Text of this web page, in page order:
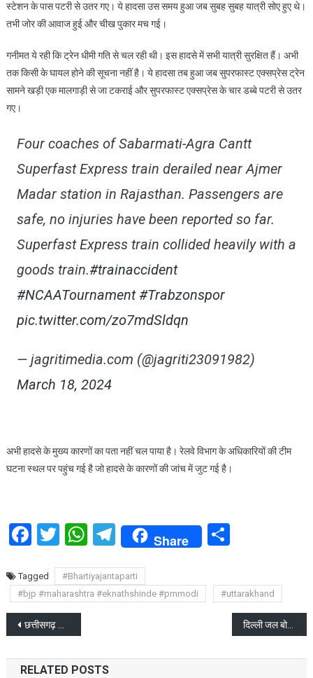
अजमेर
सुपरफास्ट
एक्सप्रेस
दुर्घटनाग्रस्त
स्टेशन के पास पटरी से उतर गए। ये हादसा उस समय हुआ जब सुबह सुबह यात्री सोए हुए थे।
तभी जोर की आवाज हुई और चीख पुकार मच गई।
गनीमत ये रही कि ट्रेन धीमी गति से चल रही थी। इस हादसे में सभी यात्री सुरक्षित हैं। अभी
तक किसी के घायल होने की सूचना नहीं है। ये हादसा तब हुआ जब सुपरफास्ट एक्सप्रेस ट्रेन
सामने खड़ी एक मालगाड़ी से जा टकराई और सुपरफास्ट एक्सप्रेस के चार डब्बे पटरी से उतर
गए।
Four coaches of Sabarmati-Agra Cantt
Superfast Express train derailed near Ajmer
Madar station in Rajasthan. Passengers are
safe, no injuries have been reported so far.
Superfast Express train collided heavily with a
goods train.#trainaccident
#NCAATournament #Trabzonspor
pic.twitter.com/zo7mdSldqn
— jagritimedia.com (@jagriti23091982)
March 18, 2024
अभी हादसे के मुख्य कारणों का पता नहीं चल पाया है। रेलवे विभाग के अधिकारियों की टीम
घटना स्थल पर पहुंच गई है जो हादसे के कारणों की जांच में जुट गई है।
Facebook
Twitter
WhatsApp
Telegram
Share Share
Tagged
#Bhartiyajantaparti
#bjp #maharashtra #eknathshinde #pmmodi
#uttarakhand
Post
navigation
छत्तीसगढ़ के पूर्व सीएम भूपेश बघेल पर भ्रष्टाचार का आरोप, FIR दर्ज हुई दिल्ली जल बोर्ड मामले में अरविंद केजरीवाल को ईडी का समन जारी
RELATED POSTS